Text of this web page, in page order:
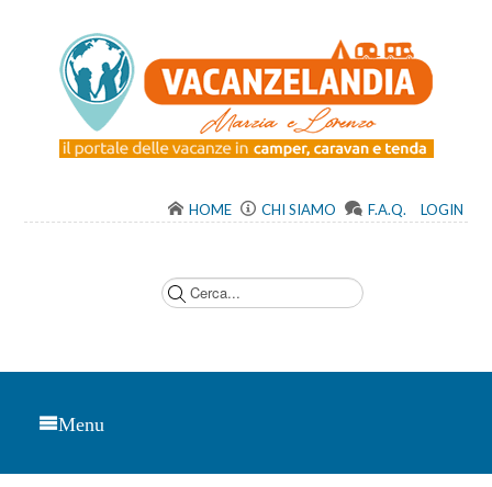
HOME CHI SIAMO F.A.Q. LOGIN
Menu